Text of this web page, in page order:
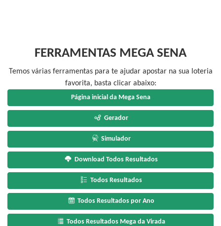
FERRAMENTAS MEGA SENA
Temos várias ferramentas para te ajudar apostar na sua loteria
favorita, basta clicar abaixo:
Página inicial da Mega Sena
Gerador
Simulador
Download Todos Resultados
Todos Resultados
Todos Resultados por Ano
Todos Resultados Mega da Virada